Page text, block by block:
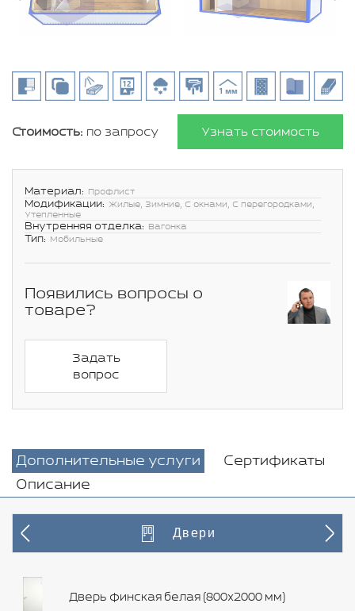
Стоимость: по запросу Узнать стоимость
Материал: Профлист
Модификации: Жилые, Зимние, С окнами, С перегородками,
Утепленные
Внутренняя отделка: Вагонка
Тип: Мобильные
Появились вопросы о
товаре?
Задать
вопрос
Дополнительные услуги
Сертификаты
Описание
Двери
Дверь финская белая (800х2000 мм)